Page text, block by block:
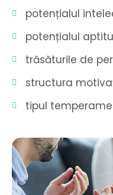
potențialul
potențialul
trăsăturile de
structura
tipul